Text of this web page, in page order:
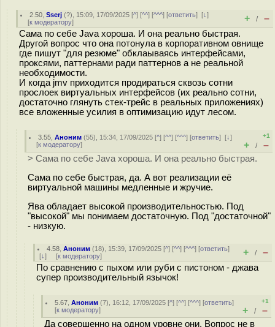
2.50 ,Sserj (?), 15:09, 17/09/2025 [^] [^^] [^^^] [ответить][↓]
[к модератору] + / –
Сама по себе Java хороша. И она реально быстрая.
Другой вопрос что она потонула в корпоративном овнище
где пишут "для резюме" обклаываясь интерфейсами,
проксями, паттернами ради паттернов а не реальной
необходимости.
И когда jmv приходится продираться сквозь сотни
прослоек виртуальных интерфейсов (их реально сотни,
достаточно глянуть стек-трейс в реальных приложениях)
все вложенные усилия в оптимизацию идут лесом.
3.55 ,Аноним (55), 15:34, 17/09/2025 [^] [^^] [^^^] [ответить][↓]
[к модератору]
+1
+ / –
> Сама по себе Java хороша. И она реально быстрая.
Сама по себе быстрая, да. А вот реализации её
виртуальной машины медленные и жручие.
Ява обладает высокой производительностью. Под
"высокой" мы понимаем достаточную. Под "достаточной"
- низкую.
4.58 ,Аноним (18), 15:39, 17/09/2025 [^] [^^] [^^^] [ответить]
[↓] [к модератору] + / –
По сравнению с пыхом или руби с пистоном - джава
супер производительный язычок!
5.67 ,Аноним (7), 16:12, 17/09/2025 [^] [^^] [^^^] [ответить]
[к модератору]
+1
+ / –
Да совершенно на одном уровне они. Вопрос не в